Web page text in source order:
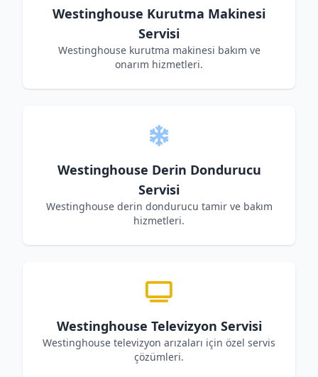
Westinghouse Kurutma Makinesi
Servisi
Westinghouse kurutma makinesi bakım ve
onarım hizmetleri.
Westinghouse Derin Dondurucu
Servisi
Westinghouse derin dondurucu tamir ve bakım
hizmetleri.
Westinghouse Televizyon Servisi
Westinghouse televizyon arızaları için özel servis
çözümleri.